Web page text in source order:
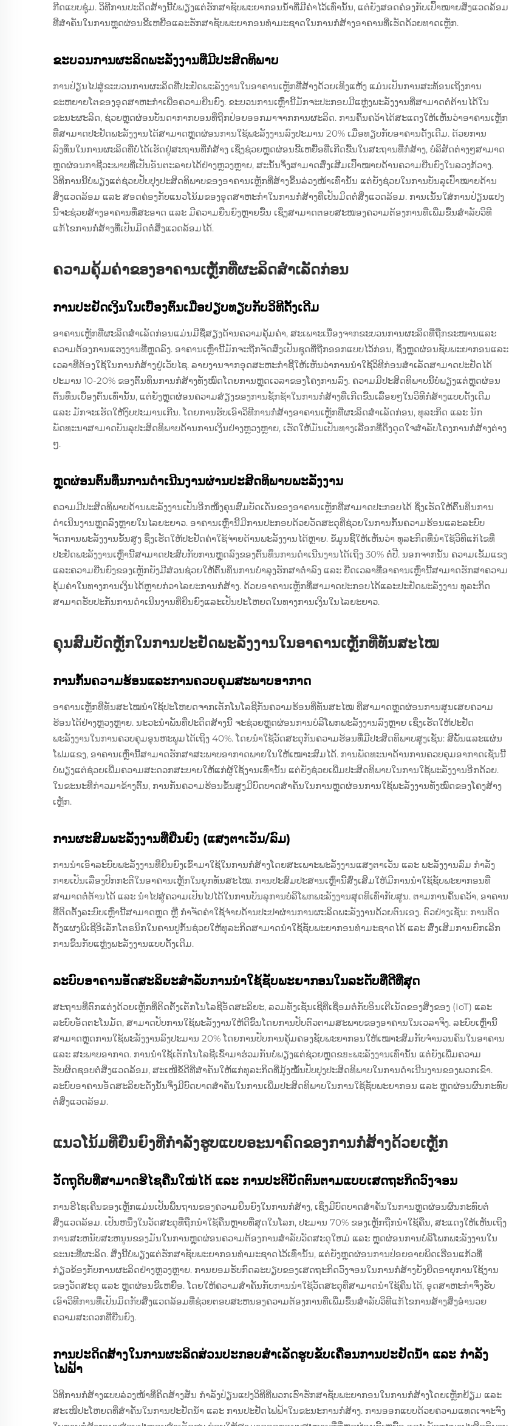
ກີດແບບຊຸ່ມ. ວິທີການປະດິດສ້າງນີ້ບໍ່ພຽງແຕ່ຮັກສາຊັບພະຍາກອນນ້ຳທີ່ມີຄ່າໄວ້ເທົ່ານັ້ນ, ແຕ່ຍັງສອດຄ່ອງກັບເປົ້າໝາຍສິ່ງແວດລ້ອມ
ທີ່ສຳຄັນໃນການຫຼຸດຜ່ອນຂີ້ເຫຍື້ອແລະຮັກສາຊັບພະຍາກອນທຳມະຊາດໃນການກໍ່ສ້າງອາຄານທີ່ເຮັດດ້ວຍທາດເຫຼັກ.
ຂະບວນການຜະລິດພະລັງງານທີ່ມີປະສິດທິພາບ
ການປ່ຽນໄປສູ່ຂະບວນການຜະລິດທີ່ປະຢັດພະລັງງານໃນອາຄານເຫຼັກທີ່ສ້າງດ້ວຍເທິງແຫ້ງ ແມ່ນເປັນການສະທ້ອນເຖິງການ
ຂະຫຍາຍໂຕຂອງອຸດສາຫະກໍາເພື່ອຄວາມຍືນຍົງ. ຂະບວນການເຫຼົ່ານີ້ມັກຈະປະກອບມີແຫຼ່ງພະລັງງານທີ່ສາມາດຕໍ່ຕ້ານໄດ້ໃນ
ຂະນະຜະລິດ, ຊ່ວຍຫຼຸດຜ່ອນບັນດາກາກບອນທີ່ຖືກປ່ອຍອອກມາຈາກການຜະລິດ. ການຄົ້ນຄວ້າໄດ້ສະແດງໃຫ້ເຫັນວ່າອາຄານເຫຼັກ
ທີ່ສາມາດປະຢັດພະລັງງານໄດ້ສາມາດຫຼຸດຜ່ອນການໃຊ້ພະລັງງານລົງປະມານ 20% ເມື່ອທຽບກັບອາຄານດັ້ງເດີມ. ດ້ວຍການ
ລົງທຶນໃນການຜະລິດທີ່ບໍ່ໄດ້ເຮັດຢູ່ສະຖານທີ່ກໍ່ສ້າງ ເຊິ່ງຊ່ວຍຫຼຸດຜ່ອນຂີ້ເຫຍື້ອທີ່ເກີດຂື້ນໃນສະຖານທີ່ກໍ່ສ້າງ, ບໍລິສັດຕ່າງໆສາມາດ
ຫຼຸດຜ່ອນກາຊີວະພາບທີ່ເປັນອັນຕະລາຍໄດ້ຢ່າງຫຼວງຫຼາຍ, ສະນັ້ນຈຶ່ງສາມາດສົ່ງເສີມເປົ້າໝາຍດ້ານຄວາມຍືນຍົງໃນລວງກ້ວາງ.
ວິທີການນີ້ບໍ່ພຽງແຕ່ຊ່ວຍປັບປຸງປະສິດທິພາບຂອງອາຄານເຫຼັກທີ່ສ້າງຂື້ນລ່ວງໜ້າເທົ່ານັ້ນ ແຕ່ຍັງຊ່ວຍໃນການບັນລຸເປົ້າໝາຍດ້ານ
ສິ່ງແວດລ້ອມ ແລະ ສອດຄ່ອງກັບແນວໂນ້ມຂອງອຸດສາຫະກໍາໃນການກໍ່ສ້າງທີ່ເປັນມິດຕໍ່ສິ່ງແວດລ້ອມ. ການເນັ້ນໃສ່ການປ່ຽນແປງ
ນີ້ຈະຊ່ວຍສ້າງອາຄານທີ່ສະອາດ ແລະ ມີຄວາມຍືນຍົງຫຼາຍຂື້ນ ເຊິ່ງສາມາດຕອບສະໜອງຄວາມຕ້ອງການທີ່ເພີ່ມຂື້ນສໍາລັບວິທີ
ແກ້ໄຂການກໍ່ສ້າງທີ່ເປັນມິດຕໍ່ສິ່ງແວດລ້ອມໄດ້.
ຄວາມຄຸ້ມຄ່າຂອງອາຄານເຫຼັກທີ່ຜະລິດສຳເລັດກ່ອນ
ການປະຢັດເງິນໃນເບື້ອງຕົ້ນເມື່ອປຽບທຽບກັບວິທີດັ້ງເດີມ
ອາຄານເຫຼັກທີ່ຜະລິດສຳເລັດກ່ອນແມ່ນມີຊື່ສຽງດ້ານຄວາມຄຸ້ມຄ່າ, ສະເພາະເນື່ອງຈາກຂະບວນການຜະລິດທີ່ຖືກຂະໜານແລະ
ຄວາມຕ້ອງການແຮງງານທີ່ຫຼຸດລົງ. ອາຄານເຫຼົ່ານີ້ມັກຈະຖືກຈັດສົ່ງເປັນຊຸດທີ່ຖືກອອກແບບໄວ້ກ່ອນ, ຊຶ່ງຫຼຸດຜ່ອນຊັບພະຍາກອນແລະ
ເວລາທີ່ຕ້ອງໃຊ້ໃນການກໍ່ສ້າງຢູ່ເວັບໄຊ. ລາຍງານຈາກອຸດສະຫະກຳຊີ້ໃຫ້ເຫັນວ່າການນຳໃຊ້ວິທີກ່ອນສຳເລັດສາມາດປະຢັດໄດ້
ປະມານ 10-20% ຂອງຕົ້ນທຶນການກໍ່ສ້າງທັງໝົດໂດຍການຫຼຸດເວລາຂອງໂຄງການລົງ. ຄວາມມີປະສິດທິພາບນີ້ບໍ່ພຽງແຕ່ຫຼຸດຜ່ອນ
ຕົ້ນທຶນເບື້ອງຕົ້ນເທົ່ານັ້ນ, ແຕ່ຍັງຫຼຸດຜ່ອນຄວາມສ່ຽງຂອງການຊັກຊ້າໃນການກໍ່ສ້າງທີ່ເກີດຂື້ນເລື້ອຍໆໃນວິທີກໍ່ສ້າງແບບດັ້ງເດີມ
ແລະ ມັກຈະເຮັດໃຫ້ງົບປະມານເກີນ. ໂດຍການຮັບເອົາວິທີການກໍ່ສ້າງອາຄານເຫຼັກທີ່ຜະລິດສຳເລັດກ່ອນ, ທຸລະກິດ ແລະ ນັກ
ພັດທະນາສາມາດບັນລຸປະສິດທິພາບດ້ານການເງິນຢ່າງຫຼວງຫຼາຍ, ເຮັດໃຫ້ມັນເປັນທາງເລືອກທີ່ດຶງດູດໃຈສຳລັບໂຄງການກໍ່ສ້າງຕ່າງ
ໆ.
ຫຼຸດຜ່ອນຕົ້ນທຶນການດຳເນີນງານຜ່ານປະສິດທິພາບພະລັງງານ
ຄວາມມີປະສິດທິພາບດ້ານພະລັງງານເປັນອີກໜຶ່ງຄຸນສົມບັດເດັ່ນຂອງອາຄານເຫຼັກທີ່ສາມາດປະກອບໄດ້ ຊຶ່ງເຮັດໃຫ້ຕົ້ນທຶນການ
ດຳເນີນງານຫຼຸດລົງຫຼາຍໃນໄລຍະຍາວ. ອາຄານເຫຼົ່ານີ້ມີການປະກອບດ້ວຍວັດສະດຸທີ່ຊ່ວຍໃນການກັ້ນຄວາມຮ້ອນແລະລະບົບ
ຈັດການພະລັງງານຂັ້ນສູງ ຊຶ່ງເຮັດໃຫ້ປະຢັດຄ່າໃຊ້ຈ່າຍດ້ານພະລັງງານໄດ້ຫຼາຍ. ຂໍ້ມູນຊີ້ໃຫ້ເຫັນວ່າ ທຸລະກິດທີ່ນຳໃຊ້ວິທີແກ້ໄຂທີ່
ປະຢັດພະລັງງານເຫຼົ່ານີ້ສາມາດປະສົບກັບການຫຼຸດລົງຂອງຕົ້ນທຶນການດຳເນີນງານໄດ້ເຖິງ 30% ຕໍ່ປີ. ນອກຈາກນັ້ນ ຄວາມເຂັ້ມແຂງ
ແລະຄວາມຍືນຍົງຂອງເຫຼັກຍັງມີສ່ວນຊ່ວຍໃຫ້ຕົ້ນທຶນການບຳລຸງຮັກສາຕ່ຳລົງ ແລະ ຍືດເວລາທີ່ອາຄານເຫຼົ່ານີ້ສາມາດຮັກສາຄວາມ
ຄຸ້ມຄ່າໃນທາງການເງິນໄດ້ຫຼາຍກ່ວາໄລຍະການກໍ່ສ້າງ. ດ້ວຍອາຄານເຫຼັກທີ່ສາມາດປະກອບໄດ້ແລະປະຢັດພະລັງງານ ທຸລະກິດ
ສາມາດຮັບປະກັນການດຳເນີນງານທີ່ຍືນຍົງແລະເປັນປະໂຫຍດໃນທາງການເງິນໃນໄລຍະຍາວ.
ຄຸນສົມບັດຫຼັກໃນການປະຢັດພະລັງງານໃນອາຄານເຫຼັກທີ່ທັນສະໄໝ
ການກັ້ນຄວາມຮ້ອນແລະການຄວບຄຸມສະພາບອາກາດ
ອາຄານເຫຼັກທີ່ທັນສະໄໝນຳໃຊ້ປະໂຫຍດຈາກເຕັກໂນໂລຊີກັນຄວາມຮ້ອນທີ່ທັນສະໄໝ ທີ່ສາມາດຫຼຸດຜ່ອນການສູນເສຍຄວາມ
ຮ້ອນໄດ້ຢ່າງຫຼວງຫຼາຍ. ນະວະນຳພັນທີ່ປະດິດສ້າງນີ້ ຈະຊ່ວຍຫຼຸດຜ່ອນການບໍລິໂພກພະລັງງານລົງຫຼາຍ ເຊິ່ງເຮັດໃຫ້ປະຢັດ
ພະລັງງານໃນການຄວບຄຸມອຸນຫະພູມໄດ້ເຖິງ 40%. ໂດຍນຳໃຊ້ວັດສະດຸກັນຄວາມຮ້ອນທີ່ມີປະສິດທິພາບສູງເຊັ່ນ: ສີພັ້ນແລະແຜ່ນ
ໂຟມແຂງ, ອາຄານເຫຼົ່ານີ້ສາມາດຮັກສາສະພາບອາກາດພາຍໃນໃຫ້ເໝາະສົມໄດ້. ການພັດທະນາດ້ານການຄວບຄຸມອາກາດເຊັ່ນນີ້
ບໍ່ພຽງແຕ່ຊ່ວຍເພີ່ມຄວາມສະດວກສະບາຍໃຫ້ແກ່ຜູ້ໃຊ້ງານເທົ່ານັ້ນ ແຕ່ຍັງຊ່ວຍເພີ່ມປະສິດທິພາບໃນການໃຊ້ພະລັງງານອີກດ້ວຍ.
ໃນຂະນະທີ່ກ່າວມາຂ້າງຕົ້ນ, ການກັນຄວາມຮ້ອນຂັ້ນສູງມີບົດບາດສຳຄັນໃນການຫຼຸດຜ່ອນການໃຊ້ພະລັງງານທັງໝົດຂອງໂຄງສ້າງ
ເຫຼັກ.
ການຜະສົມພະລັງງານທີ່ຍືນຍົງ (ແສງຕາເວັນ/ລົມ)
ການນຳເອົາລະບົບພະລັງງານທີ່ຍືນຍົງເຂົ້າມາໃຊ້ໃນການກໍ່ສ້າງໂດຍສະເພາະພະລັງງານແສງຕາເວັນ ແລະ ພະລັງງານລົມ ກຳລັງ
ກາຍເປັນເລື່ອງປົກກະຕິໃນອາຄານເຫຼັກໃນຍຸກທັນສະໄໝ. ການປະສົມປະສານເຫຼົ່ານີ້ສົ່ງເສີມໃຫ້ມີການນຳໃຊ້ຊັບພະຍາກອນທີ່
ສາມາດຕໍ່ຕ້ານໄດ້ ແລະ ນຳໄປສູ່ຄວາມເປັນໄປໄດ້ໃນການບັນລຸການບໍລິໂພກພະລັງງານສຸດທິເທົ່າກັບສູນ. ຕາມການຄົ້ນຄວ້າ, ອາຄານ
ທີ່ຕິດຕັ້ງລະບົບເຫຼົ່ານີ້ສາມາດຫຼຸດ ຫຼື ກຳຈັດຄ່າໃຊ້ຈ່າຍດ້ານປະປາຜ່ານການຜະລິດພະລັງງານດ້ວຍຕົນເອງ. ຕົວຢ່າງເຊັ່ນ: ການຕິດ
ຕັ້ງແຜງພິເຊີອີເລັກໂຕຣນິກໃນຄານປູກັ້ນຊ່ວຍໃຫ້ທຸລະກິດສາມາດນຳໃຊ້ຊັບພະຍາກອນທຳມະຊາດໄດ້ ແລະ ສົ່ງເສີມການຍົກເລີກ
ການຂຶ້ນກັບແຫຼ່ງພະລັງງານແບບດັ້ງເດີມ.
ລະບົບອາຄານອັດສະລິຍະສຳລັບການນຳໃຊ້ຊັບພະຍາກອນໃນລະດັບທີ່ດີທີ່ສຸດ
ສະຖານທີ່ຕົກແຕ່ງດ້ວຍເຫຼັກທີ່ຕິດຕັ້ງເຕັກໂນໂລຊີອັດສະລິຍະ, ລວມທັງເຊັນເຊີທີ່ເຊື່ອມຕໍ່ກັບອິນເຕີເນັດຂອງສິ່ງຂອງ (IoT) ແລະ
ລະບົບອັດຕະໂນມັດ, ສາມາດປັບການໃຊ້ພະລັງງານໃຫ້ດີຂຶ້ນໂດຍການປັບຕົວຕາມສະພາບຂອງອາຄານໃນເວລາຈິງ. ລະບົບເຫຼົ່ານີ້
ສາມາດຫຼຸດການໃຊ້ພະລັງງານລົງປະມານ 20% ໂດຍການປັບການຄຸ້ມຄອງຊັບພະຍາກອນໃຫ້ເໝາະສົມກັບຈຳນວນຄົນໃນອາຄານ
ແລະ ສະພາບອາກາດ. ການນຳໃຊ້ເຕັກໂນໂລຊີເຂົ້າມາຮ່ວມກັນບໍ່ພຽງແຕ່ຊ່ວຍຫຼຸດຂยะພະລັງງານເທົ່ານັ້ນ ແຕ່ຍັງເພີ່ມຄວາມ
ຮັບຜິດຊອບຕໍ່ສິ່ງແວດລ້ອມ, ສະເໜີຂໍ້ດີທີ່ສຳຄັນໃຫ້ແກ່ທຸລະກິດທີ່ມຸ້ງໝັ້ນປັບປຸງປະສິດທິພາບໃນການດຳເນີນງານຂອງພວກເຂົາ.
ລະບົບອາຄານອັດສະລິຍະດັ່ງນັ້ນຈຶ່ງມີບົດບາດສຳຄັນໃນການເພີ່ມປະສິດທິພາບໃນການໃຊ້ຊັບພະຍາກອນ ແລະ ຫຼຸດຜ່ອນຜົນກະທົບ
ຕໍ່ສິ່ງແວດລ້ອມ.
ແນວໂນ້ມທີ່ຍືນຍົງທີ່ກຳລັງຮູບແບບອະນາຄົດຂອງການກໍ່ສ້າງດ້ວຍເຫຼັກ
ວັດຖຸດິບທີ່ສາມາດຮີໄຊຄືນໃໝ່ໄດ້ ແລະ ການປະຕິບັດຕົນຕາມແບບເສດຖະກິດວົງຈອນ
ການຮີໄຊເຄີນຂອງເຫຼັກແມ່ນເປັນພື້ນຖານຂອງຄວາມຍືນຍົງໃນການກໍ່ສ້າງ, ເຊິ່ງມີບົດບາດສໍາຄັນໃນການຫຼຸດຜ່ອນຜົນກະທົບຕໍ່
ສິ່ງແວດລ້ອມ. ເປັນຫນຶ່ງໃນວັດສະດຸທີ່ຖືກນໍາໃຊ້ຄືນຫຼາຍທີ່ສຸດໃນໂລກ, ປະມານ 70% ຂອງເຫຼັກຖືກນໍາໃຊ້ຄືນ, ສະແດງໃຫ້ເຫັນເຖິງ
ການສະຫນັບສະຫນູນຂອງມັນໃນການຫຼຸດຜ່ອນຄວາມຕ້ອງການສໍາລັບວັດສະດຸໃຫມ່ ແລະ ຫຼຸດຜ່ອນການບໍລິໂພກພະລັງງານໃນ
ຂະນະທີ່ຜະລິດ. ສິ່ງນີ້ບໍ່ພຽງແຕ່ຮັກສາຊັບພະຍາກອນທໍາມະຊາດໄວ້ເທົ່ານັ້ນ, ແຕ່ຍັງຫຼຸດຜ່ອນການປ່ອຍອາຍພິດເຮືອນແກ້ວທີ່
ກ່ຽວຂ້ອງກັບການຜະລິດຢ່າງຫຼວງຫຼາຍ. ການຍອມຮັບກົດລະບຽບຂອງເສດຖະກິດວົງຈອນໃນການກໍ່ສ້າງຍັງຍືດອາຍຸການໃຊ້ງານ
ຂອງວັດສະດຸ ແລະ ຫຼຸດຜ່ອນຂີ້ເຫຍື້ອ. ໂດຍໃຫ້ຄວາມສໍາຄັນກັບການນໍາໃຊ້ວັດສະດຸທີ່ສາມາດນໍາໃຊ້ຄືນໄດ້, ອຸດສາຫະກໍາຈຶ່ງຮັບ
ເອົາວິທີການທີ່ເປັນມິດກັບສິ່ງແວດລ້ອມທີ່ຊ່ວຍຕອບສະຫນອງຄວາມຕ້ອງການທີ່ເພີ່ມຂຶ້ນສໍາລັບວິທີແກ້ໄຂການສ້າງສິ່ງອໍານວຍ
ຄວາມສະດວກທີ່ຍືນຍົງ.
ການປະດິດສ້າງໃນການຜະລິດສ່ວນປະກອບສໍາເລັດຮູບຂັບເຄື່ອນການປະຢັດນ້ໍາ ແລະ ກໍາລັງ
ໄຟຟ້າ
ວິທີການກໍ່ສ້າງແບບລ່ວງໜ້າທີ່ຄິດສ້າງສັນ ກໍາລັງປ່ຽນແປງວິທີທີ່ພວກເຮົາຮັກສາຊັບພະຍາກອນໃນການກໍ່ສ້າງໂດຍເຫຼັກຢ້ຽມ ແລະ
ສະເໜີປະໂຫຍດທີ່ສໍາຄັນໃນການປະຢັດນ້ຳ ແລະ ການປະຢັດໄຟຟ້າໃນຂະນະການກໍ່ສ້າງ. ການອອກແບບດ້ວຍຄວາມແທດເຈາະຈົງ